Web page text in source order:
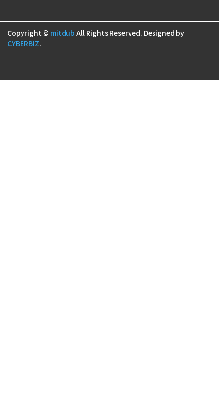
Copyright © mitdub All Rights Reserved. Designed by
CYBERBIZ.